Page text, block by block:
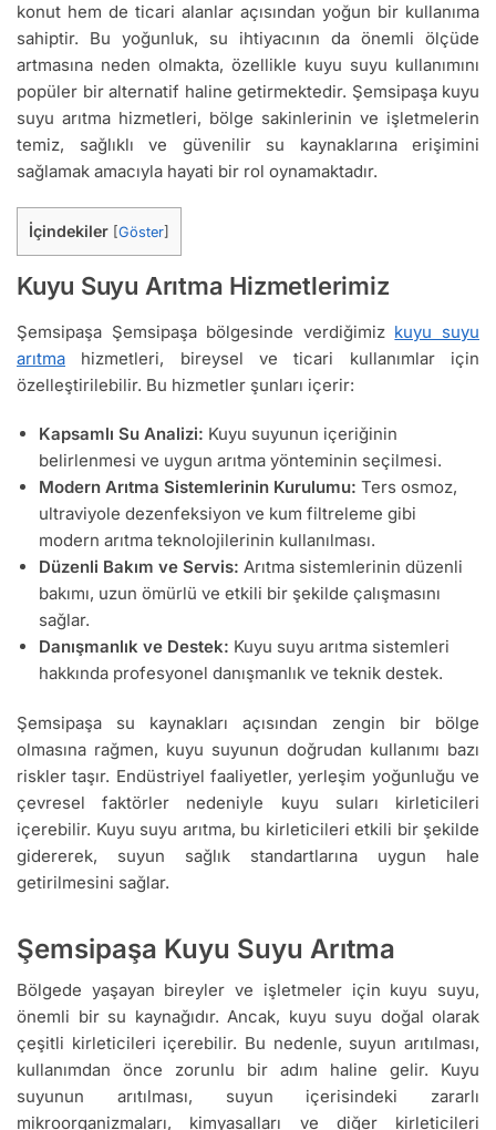
konut hem de ticari alanlar açısından yoğun bir kullanıma
sahiptir. Bu yoğunluk, su ihtiyacının da önemli ölçüde
artmasına neden olmakta, özellikle kuyu suyu kullanımını
popüler bir alternatif haline getirmektedir. Şemsipaşa kuyu
suyu arıtma hizmetleri, bölge sakinlerinin ve işletmelerin
temiz, sağlıklı ve güvenilir su kaynaklarına erişimini
sağlamak amacıyla hayati bir rol oynamaktadır.
İçindekiler Göster
Kuyu Suyu Arıtma Hizmetlerimiz
Şemsipaşa Şemsipaşa bölgesinde verdiğimiz kuyu suyu
arıtma hizmetleri, bireysel ve ticari kullanımlar için
özelleştirilebilir. Bu hizmetler şunları içerir:
Kapsamlı Su Analizi: Kuyu suyunun içeriğinin
belirlenmesi ve uygun arıtma yönteminin seçilmesi.
Modern Arıtma Sistemlerinin Kurulumu: Ters osmoz,
ultraviyole dezenfeksiyon ve kum filtreleme gibi
modern arıtma teknolojilerinin kullanılması.
Düzenli Bakım ve Servis: Arıtma sistemlerinin düzenli
bakımı, uzun ömürlü ve etkili bir şekilde çalışmasını
sağlar.
Danışmanlık ve Destek: Kuyu suyu arıtma sistemleri
hakkında profesyonel danışmanlık ve teknik destek.
Şemsipaşa su kaynakları açısından zengin bir bölge
olmasına rağmen, kuyu suyunun doğrudan kullanımı bazı
riskler taşır. Endüstriyel faaliyetler, yerleşim yoğunluğu ve
çevresel faktörler nedeniyle kuyu suları kirleticileri
içerebilir. Kuyu suyu arıtma, bu kirleticileri etkili bir şekilde
gidererek, suyun sağlık standartlarına uygun hale
getirilmesini sağlar.
Şemsipaşa Kuyu Suyu Arıtma
Bölgede yaşayan bireyler ve işletmeler için kuyu suyu,
önemli bir su kaynağıdır. Ancak, kuyu suyu doğal olarak
çeşitli kirleticileri içerebilir. Bu nedenle, suyun arıtılması,
kullanımdan önce zorunlu bir adım haline gelir. Kuyu
suyunun arıtılması, suyun içerisindeki zararlı
mikroorganizmaları, kimyasalları ve diğer kirleticileri